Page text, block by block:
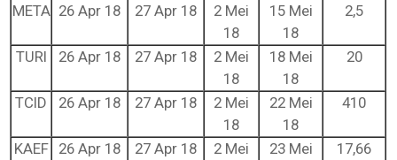
META 26 Apr 18 27 Apr 18
2 Mei
18
15 Mei
18
2,5
TURI 26 Apr 18 27 Apr 18
2 Mei
18
18 Mei
18
20
TCID 26 Apr 18 27 Apr 18
2 Mei
18
22 Mei
18
410
KAEF 26 Apr 18 27 Apr 18
2 Mei
23 Mei
17,66